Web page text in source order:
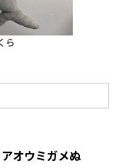
ら
オウミガメぬ